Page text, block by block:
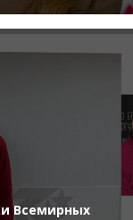
Всемирных